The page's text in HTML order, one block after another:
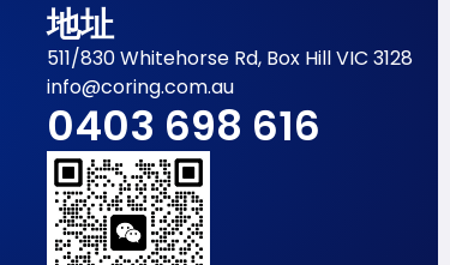
地址
511/830 Whitehorse Rd, Box Hill VIC 3128
info@coring.com.au
0403 698 616